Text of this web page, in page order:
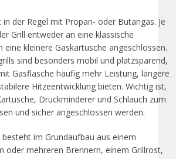
der Regel mit Propan- oder Butangas. Je
Grill entweder an eine klassische
eine kleinere Gaskartusche angeschlossen.
sind besonders mobil und platzsparend,
Gasflasche häufig mehr Leistung, längere
Hitzeentwicklung bieten. Wichtig ist,
Druckminderer und Schlauch zum
und sicher angeschlossen werden.
besteht im Grundaufbau aus einem
oder mehreren Brennern, einem Grillrost,